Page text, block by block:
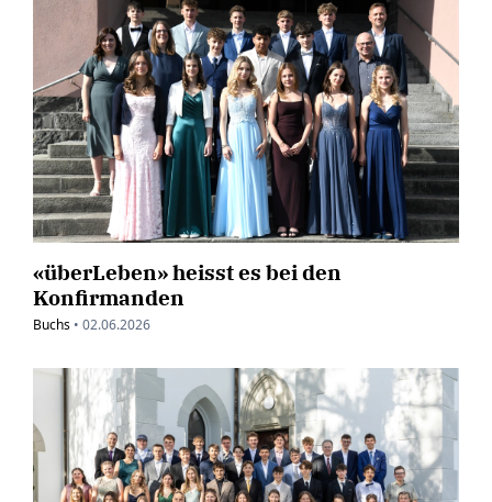
«überLeben» heisst es bei den
Konfirmanden
Buchs • 02.06.2026